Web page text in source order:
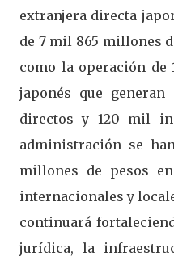
extranjera directa
de 7 mil 865 millones
como la operación de
japonés que
directos y 120 mil
administración se
millones de pesos
internacionales y
continuará
jurídica, la